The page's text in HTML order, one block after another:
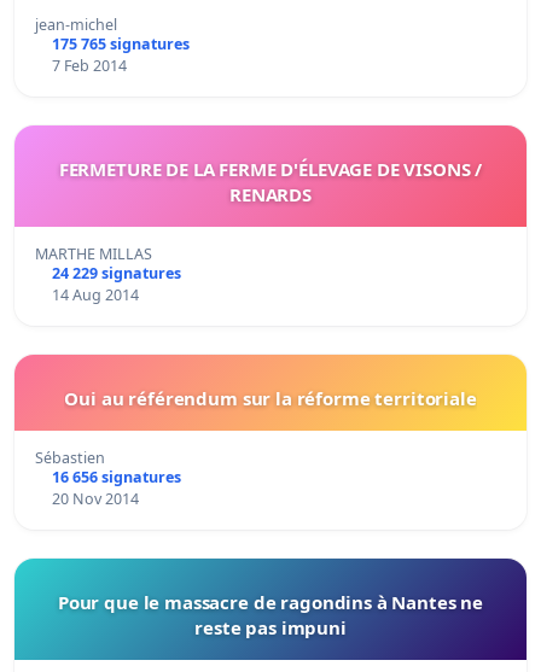
jean-michel
175 765 signatures
7 Feb 2014
FERMETURE DE LA FERME D'ÉLEVAGE DE VISONS /
RENARDS
MARTHE MILLAS
24 229 signatures
14 Aug 2014
Oui au référendum sur la réforme territoriale
Sébastien
16 656 signatures
20 Nov 2014
Pour que le massacre de ragondins à Nantes ne
reste pas impuni